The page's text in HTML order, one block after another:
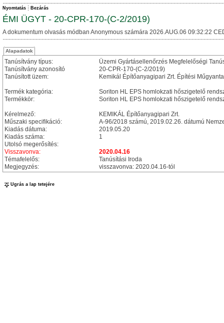
Nyomtatás Bezárás
ÉMI ÜGYT - 20-CPR-170-(C-2/2019)
A dokumentum olvasás módban Anonymous számára 2026.AUG.06 09:32:22
Alapadatok
Tanúsítvány típus:
Üzemi Gyártásellenőrzés Megfelelőségi
Tanúsítvány azonosító
20-CPR-170-(C-2/2019)
Tanúsított üzem:
Kemikál Építőanyagipari Zrt. Építési
Termék kategória:
Soriton HL EPS homlokzati hőszigetelő
Termékkör:
Soriton HL EPS homlokzati hőszigetelő
Kérelmező:
KEMIKÁL Építőanyagipari Zrt.
Műszaki specifikáció:
A-96/2018 számú, 2019.02.26. dátumú
Kiadás dátuma:
2019.05.20
Kiadás száma:
1
Utolsó megerősítés:
Visszavonva:
2020.04.16
Témafelelős:
Tanúsítási Iroda
Megjegyzés:
visszavonva: 2020.04.16-tól
Ugrás a lap tetejére